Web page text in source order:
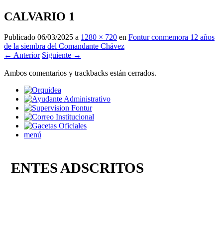
CALVARIO 1
Publicado 06/03/2025 a 1280 × 720 en Fontur conmemora 12 años
de la siembra del Comandante Chávez
← Anterior Siguiente →
Ambos comentarios y trackbacks están cerrados.
menú
ENTES ADSCRITOS